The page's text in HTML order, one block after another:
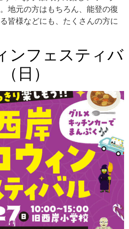
地元の方はもちろん、能登の復
皆様などにも、たくさんの方に
ンフェスティバ
日）